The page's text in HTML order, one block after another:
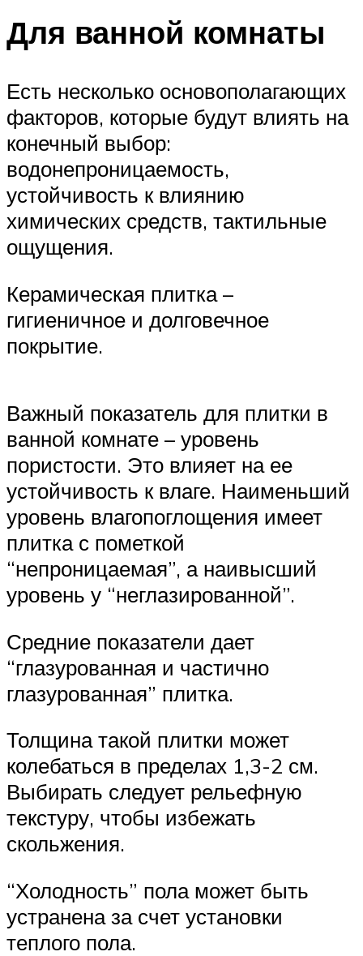
Для ванной комнаты
Есть несколько основополагающих
факторов, которые будут влиять на
конечный выбор:
водонепроницаемость,
устойчивость к влиянию
химических средств, тактильные
ощущения.
Керамическая плитка –
гигиеничное и долговечное
покрытие.
Важный показатель для плитки в
ванной комнате – уровень
пористости. Это влияет на ее
устойчивость к влаге. Наименьший
уровень влагопоглощения имеет
плитка с пометкой
“непроницаемая”, а наивысший
уровень у “неглазированной”.
Средние показатели дает
“глазурованная и частично
глазурованная” плитка.
Толщина такой плитки может
колебаться в пределах 1,3-2 см.
Выбирать следует рельефную
текстуру, чтобы избежать
скольжения.
“Холодность” пола может быть
устранена за счет установки
теплого пола.